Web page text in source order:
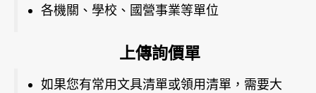
各機關、學校、國營事業等單位
上傳詢價單
如果您有常用文具清單或領用清單，需要大